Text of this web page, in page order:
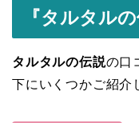
『タルタル
タルタルの伝説の口
下にいくつかご紹介